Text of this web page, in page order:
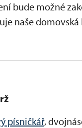
bude možné
naše
písničkář,